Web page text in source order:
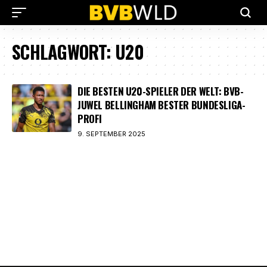
SCHLAGWORT:U20
DIE BESTEN U20-SPIELER DER WELT: BVB-
JUWEL BELLINGHAM BESTER BUNDESLIGA-
PROFI
9. SEPTEMBER 2025